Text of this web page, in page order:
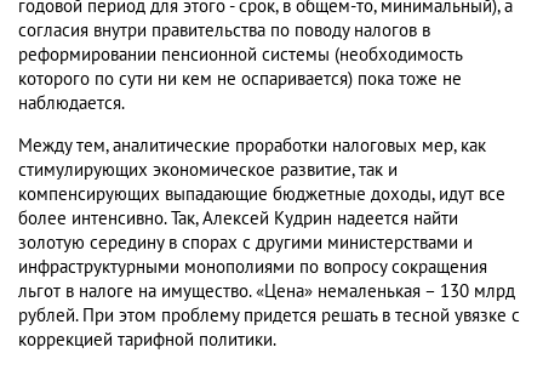
годовой период для этого - срок, в общем-то, минимальный), а
согласия внутри правительства по поводу налогов в
реформировании пенсионной системы (необходимость
которого по сути ни кем не оспаривается) пока тоже не
наблюдается.
Между тем, аналитические проработки налоговых мер, как
стимулирующих экономическое развитие, так и
компенсирующих выпадающие бюджетные доходы, идут все
более интенсивно. Так, Алексей Кудрин надеется найти
золотую середину в спорах с другими министерствами и
инфраструктурными монополиями по вопросу сокращения
льгот в налоге на имущество. «Цена» немаленькая – 130 млрд
рублей. При этом проблему придется решать в тесной увязке с
коррекцией тарифной политики.